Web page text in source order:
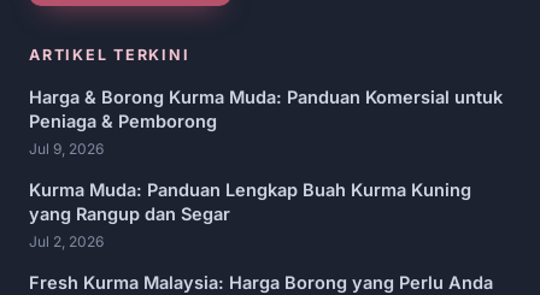
ARTIKEL TERKINI
Harga & Borong Kurma Muda: Panduan Komersial untuk
Peniaga & Pemborong
Jul 9, 2026
Kurma Muda: Panduan Lengkap Buah Kurma Kuning
yang Rangup dan Segar
Jul 2, 2026
Fresh Kurma Malaysia: Harga Borong yang Perlu Anda